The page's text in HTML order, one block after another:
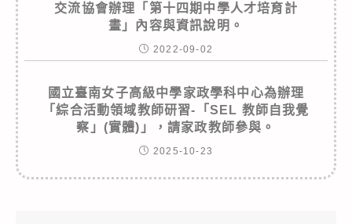
交流協會辦理「第十四期中學人才培育計
畫」內容與資訊說明。
2022-09-02
國立臺南女子高級中學家政學科中心為辦理
「綜合活動領域教師研習-「SEL 教師自我覺
察」(實體)」，請家政教師參與。
2025-10-23